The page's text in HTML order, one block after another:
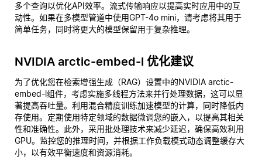
多个查询以优化API效率。流式传输响应以提高实时应用中的互
动性。如果在多模型管道中使用GPT-4o mini，请考虑将其用于
简单任务，同时将更大的模型保留用于复杂推理。
NVIDIA arctic-embed-l 优化建议
为了优化您在检索增强生成（RAG）设置中的NVIDIA arctic-
embed-l组件，考虑实施多线程方法来并行处理数据，这可以显
著提高吞吐量。利用混合精度训练加速模型的计算，同时降低内
存使用。定期使用特定领域的数据微调您的嵌入，以提高其相关
性和准确性。此外，采用批处理技术来减少延迟，确保高效利用
GPU。监控您的推理时间，并根据工作负载模式动态调整缓存大
小，以有效平衡速度和资源消耗。